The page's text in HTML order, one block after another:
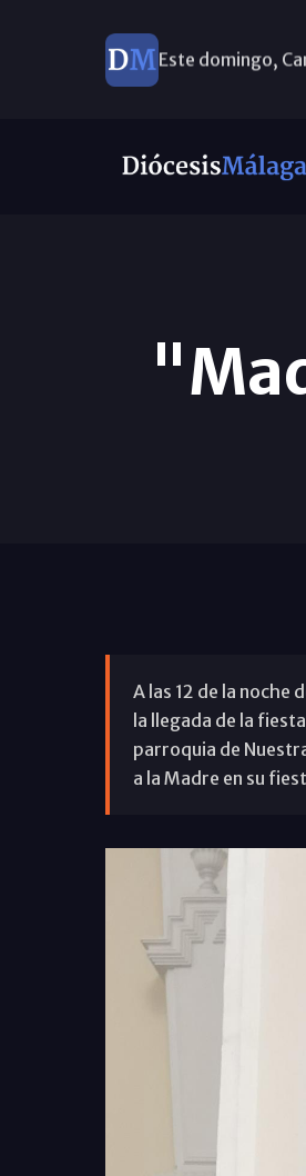
Este domingo,
A las 12 de la noche
la llegada de la
parroquia de
a la Madre en su